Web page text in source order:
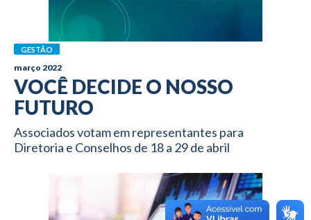
GESTÃO
março 2022
VOCÊ DECIDE O NOSSO
FUTURO
Associados votam em representantes para
Diretoria e Conselhos de 18 a 29 de abril